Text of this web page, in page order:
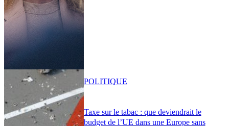
Taxe sur le tabac : que deviendrait le
budget de l’UE dans une Europe sans
POLITIQUE